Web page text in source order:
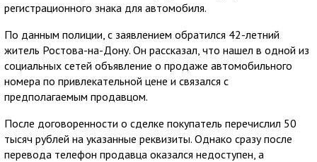
регистрационного знака для автомобиля.
По данным полиции, с заявлением обратился 42-летний
житель Ростова-на-Дону. Он рассказал, что нашел в одной из
социальных сетей объявление о продаже автомобильного
номера по привлекательной цене и связался с
предполагаемым продавцом.
После договоренности о сделке покупатель перечислил 50
тысяч рублей на указанные реквизиты. Однако сразу после
перевода телефон продавца оказался недоступен, а